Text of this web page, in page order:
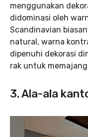
menggunakan
didominasi oleh
Scandinavian
natural, warna
dipenuhi dekorasi
rak untuk
3. Ala-ala